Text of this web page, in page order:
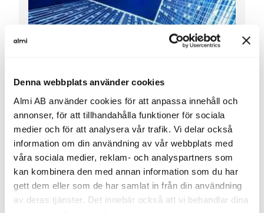
Denna webbplats använder cookies
Almi AB använder cookies för att anpassa innehåll och
annonser, för att tillhandahålla funktioner för sociala
medier och för att analysera vår trafik. Vi delar också
information om din användning av vår webbplats med
våra sociala medier, reklam- och analyspartners som
kan kombinera den med annan information som du har
gett dem eller som de har samlat in från din användning
av deras tjänster. Det innebär också att vi behandlar dina
För dig med ett mer
etablerat bolag
Affärsutveckling för större etablerade